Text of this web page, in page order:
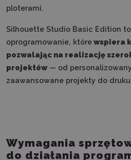
ploterami.
Silhouette Studio Basic Edition
oprogramowanie, którewspiera
pozwalając na realizację
projektów— od
zaawansowane projekty do
Wymagania
do działania